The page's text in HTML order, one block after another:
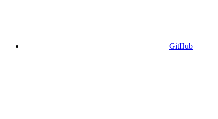
GitHub